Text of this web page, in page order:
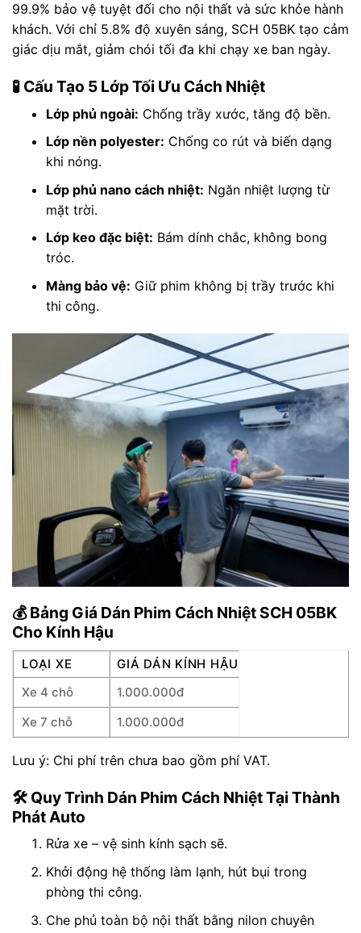
99.9% bảo vệ tuyệt đối cho nội thất và sức khỏe hành
khách. Với chỉ 5.8% độ xuyên sáng, SCH 05BK tạo cảm
giác dịu mắt, giảm chói tối đa khi chạy xe ban ngày.
🧪 Cấu Tạo 5 Lớp Tối Ưu Cách Nhiệt
Lớp phủ ngoài: Chống trầy xước, tăng độ bền.
Lớp nền polyester: Chống co rút và biến dạng
khi nóng.
Lớp phủ nano cách nhiệt: Ngăn nhiệt lượng từ
mặt trời.
Lớp keo đặc biệt: Bám dính chắc, không bong
tróc.
Màng bảo vệ: Giữ phim không bị trầy trước khi
thi công.
💰 Bảng Giá Dán Phim Cách Nhiệt SCH 05BK
Cho Kính Hậu
LOẠI XE
GIÁ DÁN KÍNH HẬU
Xe 4 chỗ
1.000.000đ
Xe 7 chỗ
1.000.000đ
Lưu ý: Chi phí trên chưa bao gồm phí VAT.
🛠️ Quy Trình Dán Phim Cách Nhiệt Tại Thành
Phát Auto
Rửa xe – vệ sinh kính sạch sẽ.
Khởi động hệ thống làm lạnh, hút bụi trong
phòng thi công.
Che phủ toàn bộ nội thất bằng nilon chuyên